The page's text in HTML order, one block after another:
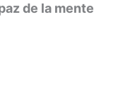
de la mente